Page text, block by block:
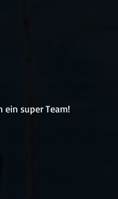
ein super Team!